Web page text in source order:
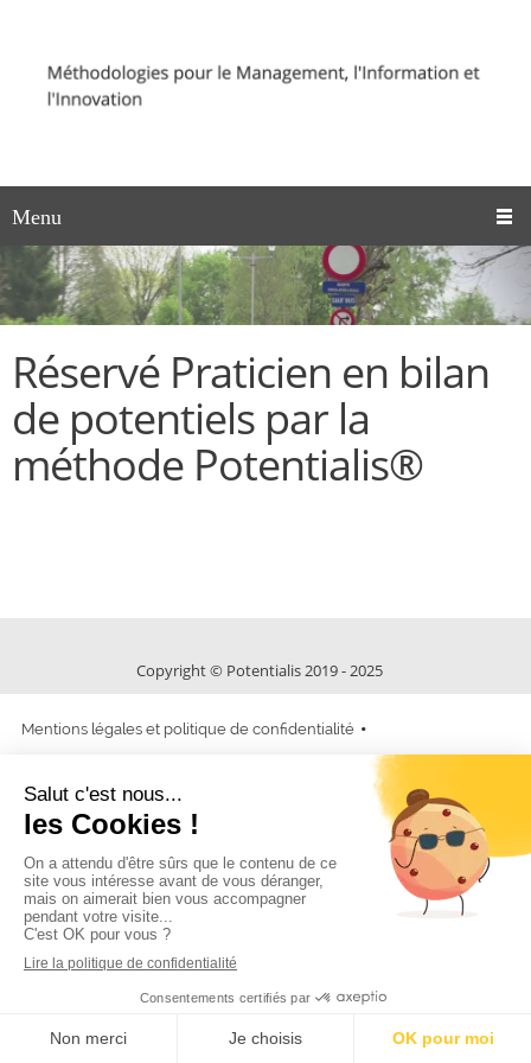
Menu
Réservé Praticien en bilan
de potentiels par la
méthode Potentialis®
Copyright © Potentialis 2019 - 2025
Mentions légales et politique de confidentialité